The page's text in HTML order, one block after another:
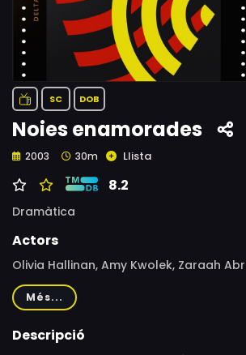
SC DOB
Noies enamorades
2003 30m Llista
8.2
Dramàtica
Actors
Olivia Hallinan, Amy Kwolek, Zaraah
Paul Harvey
Més...
Descripció